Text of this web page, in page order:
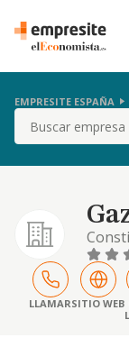
EMPRESITE ESPAÑA
Buscar
LLAMARSITIO WEB